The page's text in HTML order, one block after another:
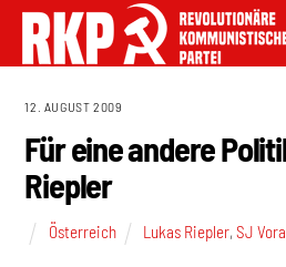
12. AUGUST 2009
Für eine andere
Riepler
Österreich Lukas Riepler,SJ